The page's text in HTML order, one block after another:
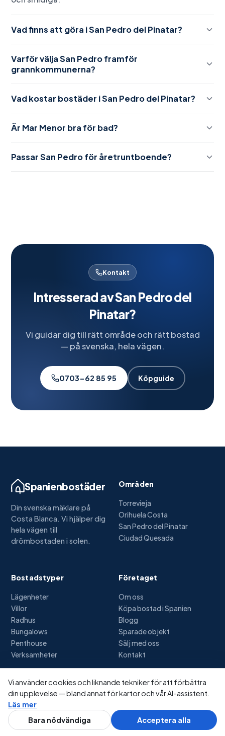
Vad finns att göra i San Pedro del Pinatar?
Varför välja San Pedro framför
grannkommunerna?
Vad kostar bostäder i San Pedro del Pinatar?
Är Mar Menor bra för bad?
Passar San Pedro för åretruntboende?
Kontakt
Intresserad avSan Pedro del
Pinatar?
Vi guidar dig till rätt område och rätt bostad
— på svenska, hela vägen.
0703-62 85 95 Köpguide
Spanienbostäder
Din svenska mäklare på
Costa Blanca. Vi hjälper dig
hela vägen till
drömbostaden i solen.
Områden
Torrevieja
Orihuela Costa
San Pedro del Pinatar
Ciudad Quesada
Bostadstyper
Lägenheter
Villor
Radhus
Bungalows
Penthouse
Verksamheter
Företaget
Om oss
Köpa bostad i Spanien
Blogg
Sparade objekt
Sälj med oss
Kontakt
© 2026 Spanienbostäder.se — Alla rättigheter förbehållna
IntegritetspolicyCookiesAnvändarvillkorBildkrediter
0703-62 85 95
Fråga AI
Vi använder cookies och liknande tekniker för att förbättra
din upplevelse — bland annat för kartor och vår AI-assistent.
Läs mer
Bara nödvändiga
Acceptera alla